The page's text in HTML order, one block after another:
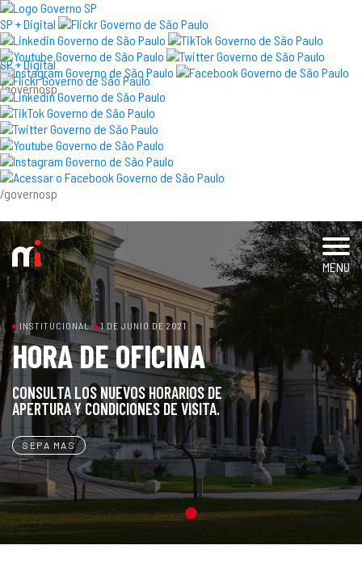
SP + Digital
/governosp
SP + Digital
/governosp
MENU
×
Visite el museo
Exposiciones y Eventos
Acervo e Investigación
Prensa
Immigration Museum
educativo
gestão
INSTITUCIONAL 1 DE JUNIO DE 2021
HORADEOFICINA
CONSULTA LOSNUEVOSHORARIOSDE
APERTURAYCONDICIONES DE VISITA.
SEPA MAS